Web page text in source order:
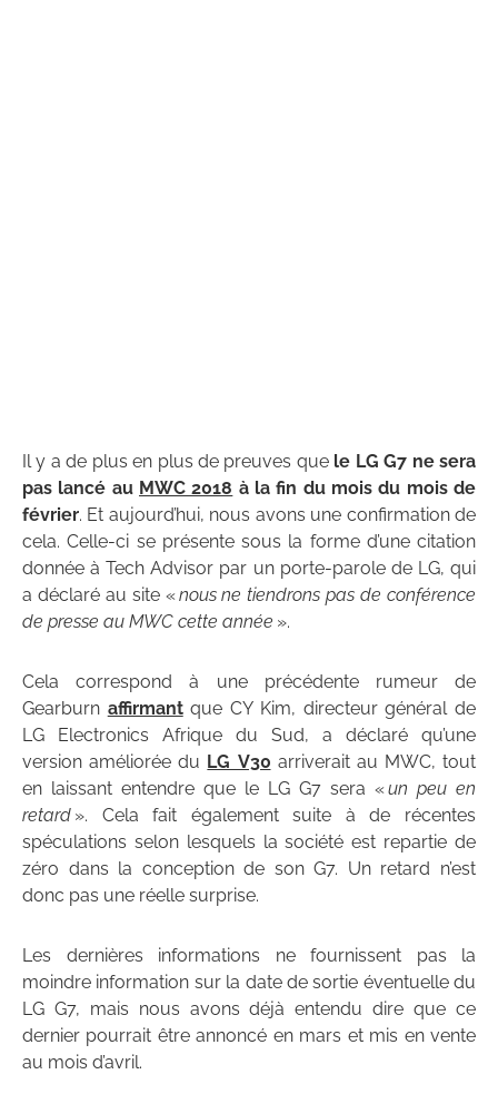
Il y a de plus en plus de preuves quele LG G7 ne sera
pas lancé au MWC 2018 à la fin du mois du mois de
février. Et aujourd’hui, nous avons une confirmation de
cela. Celle-ci se présente sous la forme d’une citation
donnée à Tech Advisor par un porte-parole de LG, qui
a déclaré au site «nous ne tiendrons pas de conférence
de presse au MWC cette année ».
Cela correspond à une précédente rumeur de
Gearburn affirmantque CY Kim, directeur général de
LG Electronics Afrique du Sud, a déclaré qu’une
version améliorée du LG V30 arriverait au MWC, tout
en laissant entendre que le LG G7 sera «un peu en
retard ». Cela fait également suite à de récentes
spéculations selon lesquels la société est repartie de
zéro dans la conception de son G7. Un retard n’est
donc pas une réelle surprise.
Les dernières informations ne fournissent pas la
moindre information sur la date de sortie éventuelle du
LG G7, mais nous avons déjà entendu dire que ce
dernier pourrait être annoncé en mars et mis en vente
au mois d’avril.